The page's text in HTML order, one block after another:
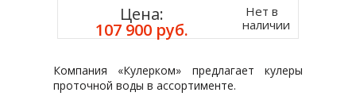
Цена:
107 900 руб.
Нет в
наличии
Компания «Кулерком» предлагает кулеры
проточной воды в ассортименте.